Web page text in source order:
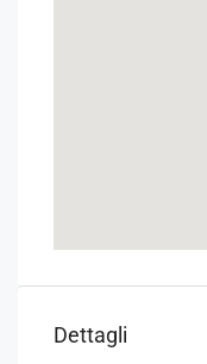
Dettagli